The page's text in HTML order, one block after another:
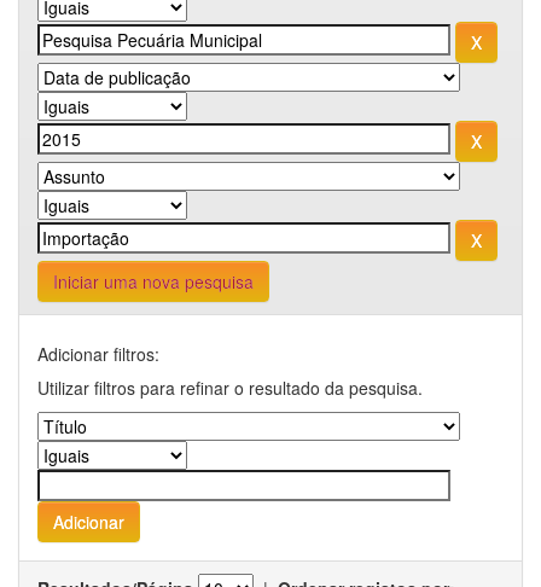
Iniciar uma nova pesquisa
Adicionar filtros:
Utilizar filtros para refinar o resultado da pesquisa.